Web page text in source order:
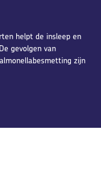
helpt de insleep en
gevolgen van
zijn